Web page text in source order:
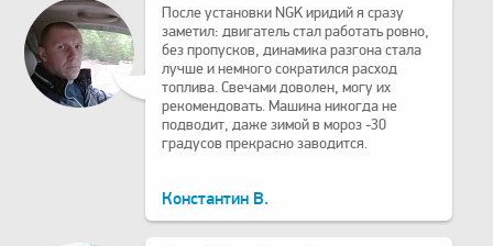
После установки NGK иридий я сразу
заметил: двигатель стал работать ровно,
без пропусков, динамика разгона стала
лучше и немного сократился расход
топлива. Свечами доволен, могу их
рекомендовать. Машина никогда не
подводит, даже зимой в мороз -30
градусов прекрасно заводится.
Константин В.